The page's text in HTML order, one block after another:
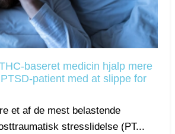
baseret medicin hjalp mere
patient med at slippe for
et af de mest belastende
stresslidelse (PT...